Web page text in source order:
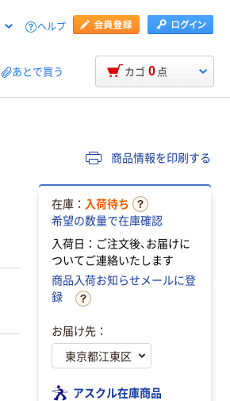
ヘルプ
あとで買う カゴ 0 点
商品情報を印刷する
在庫： 入荷待ち
希望の数量で在庫確認
入荷日：ご注文後、お届けに
ついてご連絡いたします
商品入荷お知らせメールに登
録
お届け先：
アスクル在庫商品